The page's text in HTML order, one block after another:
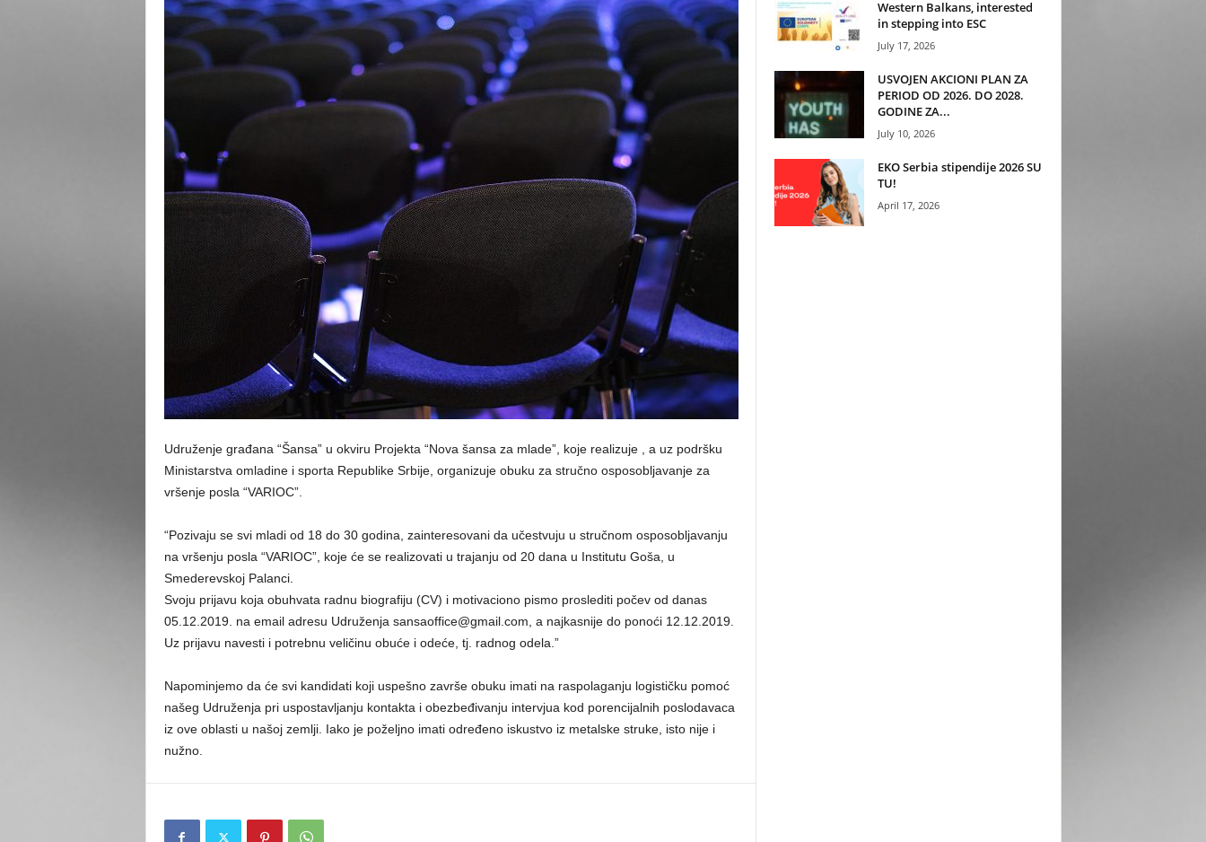
Udruženje građana “Šansa” u okviru Projekta “Nova šansa za mlade”, koje realizuje , a uz podršku
Ministarstva omladine i sporta Republike Srbije, organizuje obuku za stručno osposobljavanje za
vršenje posla “VARIOC”.
“Pozivaju se svi mladi od 18 do 30 godina, zainteresovani da učestvuju u stručnom osposobljavanju
na vršenju posla “VARIOC”, koje će se realizovati u trajanju od 20 dana u Institutu Goša, u
Smederevskoj Palanci.
Svoju prijavu koja obuhvata radnu biografiju (CV) i motivaciono pismo proslediti počev od danas
05.12.2019. na email adresu Udruženja sansaoffice@gmail.com, a najkasnije do ponoći 12.12.2019.
Uz prijavu navesti i potrebnu veličinu obuće i odeće, tj. radnog odela.”
Napominjemo da će svi kandidati koji uspešno završe obuku imati na raspolaganju logističku pomoć
našeg Udruženja pri uspostavljanju kontakta i obezbeđivanju intervjua kod porencijalnih poslodavaca
iz ove oblasti u našoj zemlji. Iako je poželjno imati određeno iskustvo iz metalske struke, isto nije i
nužno.
Western Balkans, interested
in stepping into ESC
July 17, 2026
USVOJEN AKCIONI PLAN ZA
PERIOD OD 2026. DO 2028.
GODINE ZA...
July 10, 2026
EKO Serbia stipendije 2026 SU
TU!
April 17, 2026